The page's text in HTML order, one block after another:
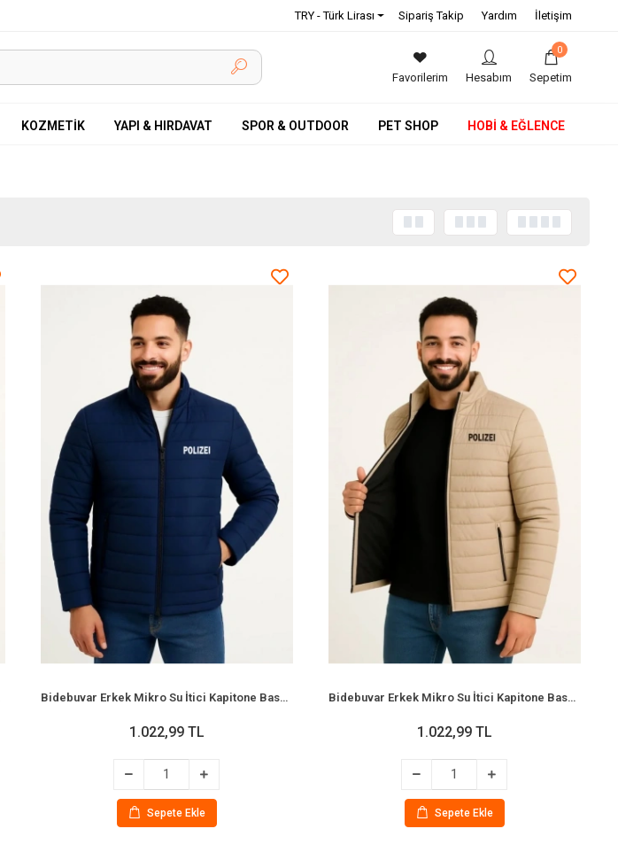
TRY - Türk Lirası Sipariş Takip Yardım İletişim
Favorilerim Hesabım
0
Sepetim
KOZMETİK YAPI & HIRDAVAT SPOR & OUTDOOR PET SHOP HOBİ & EĞLENCE
Bidebuvar Erkek Mikro Su İtici Kapitone Baskılı Astarlı Fermuarlı Bomber Mont - Lacivert
1.022,99 TL
Sepete Ekle
Bidebuvar Erkek Mikro Su İtici Kapitone Baskılı Astarlı Fermuarlı Bomber Mont - Bej
1.022,99 TL
Sepete Ekle